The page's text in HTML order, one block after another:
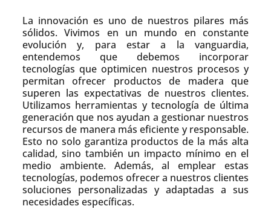
La innovación es uno de nuestros pilares más
sólidos. Vivimos en un mundo en constante
evolución y, para estar a la vanguardia,
entendemos que debemos incorporar
tecnologías que optimicen nuestros procesos y
permitan ofrecer productos de madera que
superen las expectativas de nuestros clientes.
Utilizamos herramientas y tecnología de última
generación que nos ayudan a gestionar nuestros
recursos de manera más eficiente y responsable.
Esto no solo garantiza productos de la más alta
calidad, sino también un impacto mínimo en el
medio ambiente. Además, al emplear estas
tecnologías, podemos ofrecer a nuestros clientes
soluciones personalizadas y adaptadas a sus
necesidades específicas.